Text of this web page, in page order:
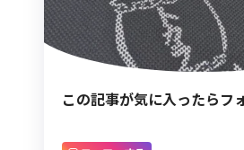
この記事が気に入ったらフ